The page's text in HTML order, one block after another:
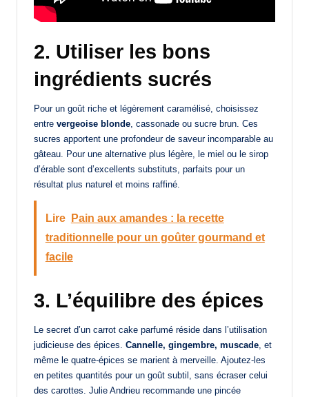
2. Utiliser les bons
ingrédients sucrés
Pour un goût riche et légèrement caramélisé, choisissez
entre vergeoise blonde , cassonade ou sucre brun. Ces
sucres apportent une profondeur de saveur incomparable au
gâteau. Pour une alternative plus légère, le miel ou le sirop
d’érable sont d’excellents substituts, parfaits pour un
résultat plus naturel et moins raffiné.
Lire
Pain aux amandes : la recette
traditionnelle pour un goûter gourmand et
facile
3. L’équilibre des épices
Le secret d’un carrot cake parfumé réside dans l’utilisation
judicieuse des épices. Cannelle, gingembre, muscade, et
même le quatre-épices se marient à merveille. Ajoutez-les
en petites quantités pour un goût subtil, sans écraser celui
des carottes. Julie Andrieu recommande une pincée